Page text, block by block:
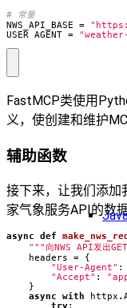
# 常量
NWS_API_BASE
=
USER_AGENT =
FastMCP类使用
义，使创建和维护
辅助函数
接下来，让我们添加
家气象服务API的数
async def
"""向NWS API发出
headers
=
{
"User-Agent" :
"Accept" :
}
async
with httpx .
try: